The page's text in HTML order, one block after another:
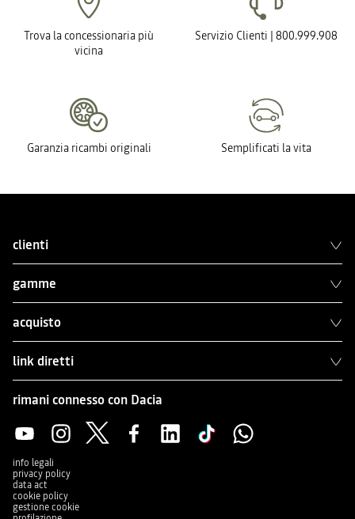
Trova la concessionaria più
vicina
Servizio Clienti | 800.999.908
Garanzia ricambi originali Semplificati la vita
clienti
gamme
acquisto
link diretti
rimani connesso con Dacia
info legali
privacy policy
data act
cookie policy
gestione cookie